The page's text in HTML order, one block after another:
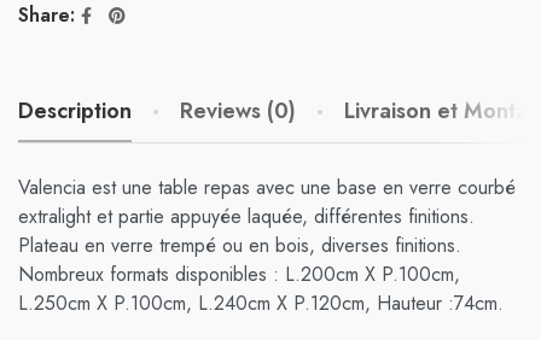
Share:
Description Reviews (0) Livraison et
Valencia est une table repas avec une base en verre courbé
extralight et partie appuyée laquée, différentes finitions.
Plateau en verre trempé ou en bois, diverses finitions.
Nombreux formats disponibles : L.200cm X P.100cm,
L.250cm X P.100cm, L.240cm X P.120cm, Hauteur :74cm.